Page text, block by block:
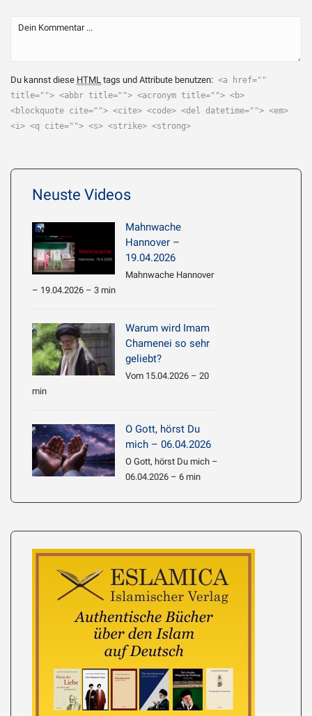
Du kannst diese HTML tags und Attribute benutzen: <a href=""
title=""> <abbr title=""> <acronym title=""> <b>
<blockquote cite=""> <cite> <code> <del datetime=""> <em>
<i> <q cite=""> <s> <strike> <strong>
Neuste Videos
Mahnwache
Hannover –
19.04.2026
Mahnwache Hannover
– 19.04.2026 – 3 min
Warum wird Imam
Chamenei so sehr
geliebt?
Vom 15.04.2026 – 20
min
O Gott, hörst Du
mich – 06.04.2026
O Gott, hörst Du mich –
06.04.2026 – 6 min